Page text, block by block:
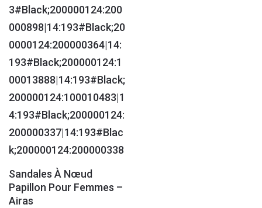
Sandales À Nœud
Papillon Pour Femmes –
Airas